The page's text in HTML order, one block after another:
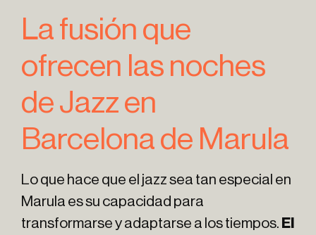
La fusión que
ofrecen las noches
de Jazz en
Barcelona de Marula
Lo que hace que el jazz sea tan especial en
Marula es su capacidad para
transformarse y adaptarse a los tiempos. El